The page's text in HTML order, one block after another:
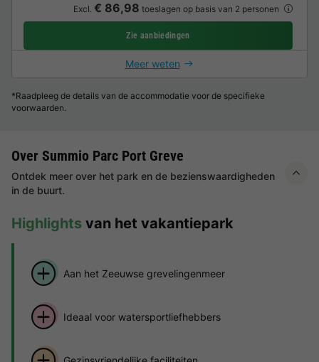
Excl. € 86,98 toeslagen op basis van 2 personen
Zie aanbiedingen
Meer weten
*Raadpleeg de details van de accommodatie voor de specifieke
voorwaarden.
Over Summio Parc Port Greve
Ontdek meer over het park en de bezienswaardigheden
in de buurt.
Highlights van het vakantiepark
Aan het Zeeuwse grevelingenmeer
Ideaal voor watersportliefhebbers